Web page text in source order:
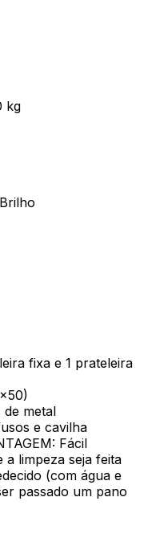
kg
fixa e 1 prateleira
de metal
e cavilha
Fácil
a limpeza seja feita
(com água e
passado um pano